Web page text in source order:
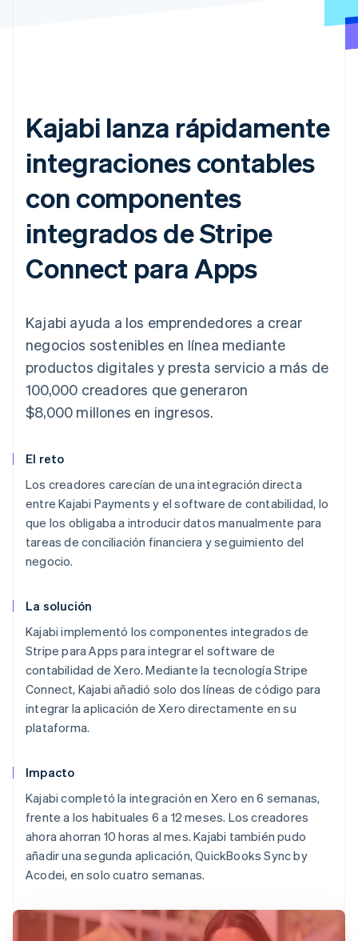
Kajabi lanza rápidamente
integraciones contables
con componentes
integrados de Stripe
Connect para Apps
Kajabi ayuda a los emprendedores a crear
negocios sostenibles en línea mediante
productos digitales y presta servicio a más de
100,000 creadores que generaron
$8,000 millones en ingresos.
El reto
Los creadores carecían de una integración directa
entre Kajabi Payments y el software de contabilidad, lo
que los obligaba a introducir datos manualmente para
tareas de conciliación financiera y seguimiento del
negocio.
La solución
Kajabi implementó los componentes integrados de
Stripe para Apps para integrar el software de
contabilidad de Xero. Mediante la tecnología Stripe
Connect, Kajabi añadió solo dos líneas de código para
integrar la aplicación de Xero directamente en su
plataforma.
Impacto
Kajabi completó la integración en Xero en 6 semanas,
frente a los habituales 6 a 12 meses. Los creadores
ahora ahorran 10 horas al mes. Kajabi también pudo
añadir una segunda aplicación, QuickBooks Sync by
Acodei, en solo cuatro semanas.